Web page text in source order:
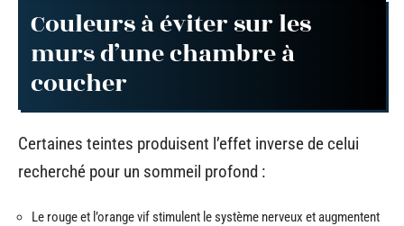
Couleurs à éviter sur les
murs d’une chambre à
coucher
Certaines teintes produisent l’effet inverse de celui
recherché pour un sommeil profond :
Le rouge et l’orange vif stimulent le système nerveux et augmentent